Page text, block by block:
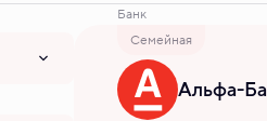
Банк
Семейная
Альфа-